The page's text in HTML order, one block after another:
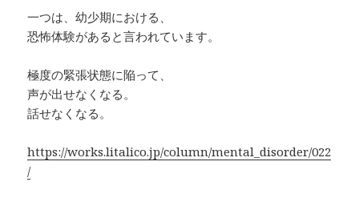
一つは、幼少期における、
恐怖体験があると言われています。
極度の緊張状態に陥って、
声が出せなくなる。
話せなくなる。
https://works.litalico.jp/column/mental_disorder/022
/